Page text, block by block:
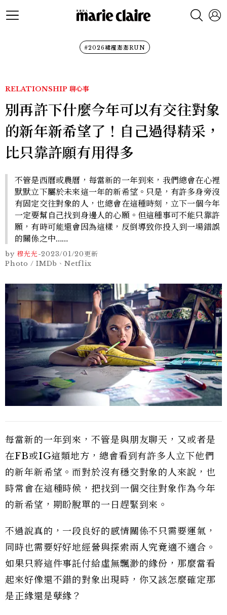
#2026裙襬澎澎RUN
RELATIONSHIP 聊心事
別再許下什麼今年可以有交往對象
的新年新希望了！自己過得精采，
比只靠許願有用得多
不管是西曆或農曆，每當新的一年到來，我們總會在心裡
默默立下屬於未來這一年的新希望。只是，有許多身旁沒
有固定交往對象的人，也總會在這種時刻，立下一個今年
一定要幫自己找到身邊人的心願。但這種事可不能只靠許
願，有時可能還會因為這樣，反倒導致你投入到一場錯誤
的關係之中……
by 穆光光-2023/01/20更新
Photo / IMDb、Netflix
每當新的一年到來，不管是與朋友聊天，又或者是
在FB或IG這類地方，總會看到有許多人立下他們
的新年新希望。而對於沒有穩交對象的人來說，也
時常會在這種時候，把找到一個交往對象作為今年
的新希望，期盼脫單的一日趕緊到來。
不過說真的，一段良好的感情關係不只需要運氣，
同時也需要好好地經營與探索兩人究竟適不適合。
如果只將這件事託付給虛無飄渺的緣份，那麼當看
起來好像還不錯的對象出現時，你又該怎麼確定那
是正緣還是孽緣？